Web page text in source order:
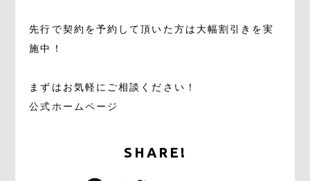
先行で契約を予約して頂いた方は大幅割引きを実
施中！
まずはお気軽にご相談ください！
公式ホームページ
SHARE!